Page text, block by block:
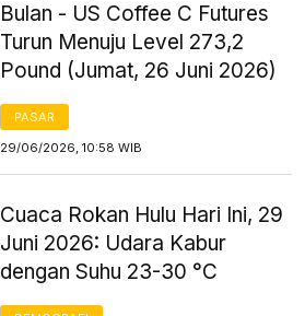
Bulan - US Coffee C Futures
Turun Menuju Level 273,2
Pound (Jumat, 26 Juni 2026)
PASAR
29/06/2026, 10:58 WIB
Cuaca Rokan Hulu Hari Ini, 29
Juni 2026: Udara Kabur
dengan Suhu 23-30 °C